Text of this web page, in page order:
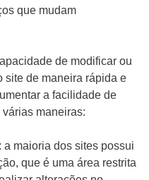
que mudam
de modificar ou
site de maneira rápida e
a facilidade de
maneiras:
maioria dos sites possui
que é uma área restrita